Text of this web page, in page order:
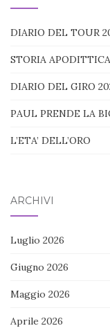
DIARIO DEL TOUR
STORIA
DIARIO DEL GIRO
PAUL PRENDE LA
L’ETA’ DELL’ORO
ARCHIVI
Luglio 2026
Giugno 2026
Maggio 2026
Aprile 2026